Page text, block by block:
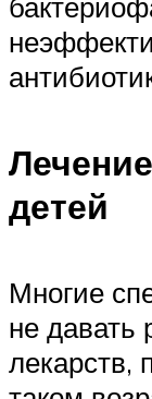
детей
Многие
не давать
лекарств,